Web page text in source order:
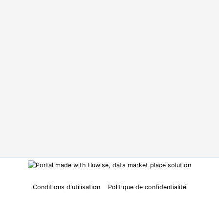
Conditions d'utilisation Politique de confidentialité